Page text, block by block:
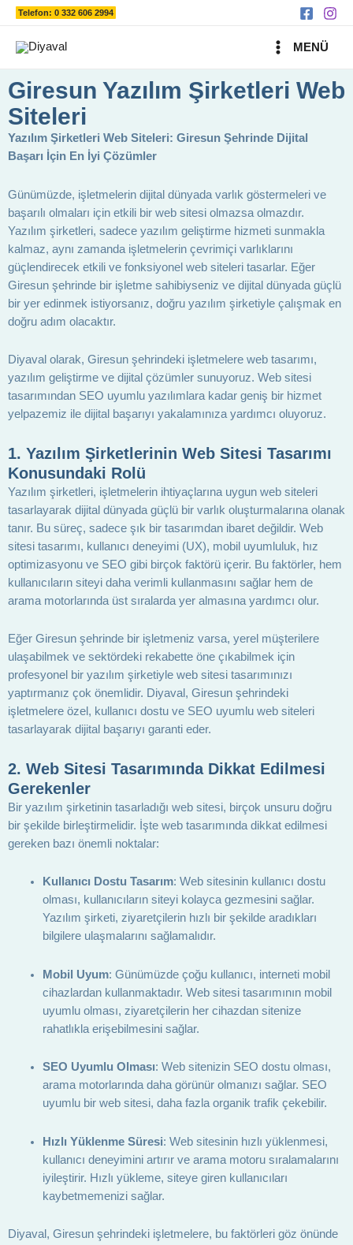
İçeriğeTelefon: 0 332 606 2994
MAIN
MENÜ
Giresun Yazılım Şirketleri Web
Siteleri
Yazılım Şirketleri Web Siteleri: Giresun Şehrinde Dijital
Başarı İçin En İyi Çözümler
Günümüzde, işletmelerin dijital dünyada varlık göstermeleri ve
başarılı olmaları için etkili bir web sitesi olmazsa olmazdır.
Yazılım şirketleri, sadece yazılım geliştirme hizmeti sunmakla
kalmaz, aynı zamanda işletmelerin çevrimiçi varlıklarını
güçlendirecek etkili ve fonksiyonel web siteleri tasarlar. Eğer
Giresun şehrinde bir işletme sahibiyseniz ve dijital dünyada güçlü
bir yer edinmek istiyorsanız, doğru yazılım şirketiyle çalışmak en
doğru adım olacaktır.
Diyaval olarak, Giresun şehrindeki işletmelere web tasarımı,
yazılım geliştirme ve dijital çözümler sunuyoruz. Web sitesi
tasarımından SEO uyumlu yazılımlara kadar geniş bir hizmet
yelpazemiz ile dijital başarıyı yakalamınıza yardımcı oluyoruz.
1. Yazılım Şirketlerinin Web Sitesi Tasarımı
Konusundaki Rolü
Yazılım şirketleri, işletmelerin ihtiyaçlarına uygun web siteleri
tasarlayarak dijital dünyada güçlü bir varlık oluşturmalarına olanak
tanır. Bu süreç, sadece şık bir tasarımdan ibaret değildir. Web
sitesi tasarımı, kullanıcı deneyimi (UX), mobil uyumluluk, hız
optimizasyonu ve SEO gibi birçok faktörü içerir. Bu faktörler, hem
kullanıcıların siteyi daha verimli kullanmasını sağlar hem de
arama motorlarında üst sıralarda yer almasına yardımcı olur.
Eğer Giresun şehrinde bir işletmeniz varsa, yerel müşterilere
ulaşabilmek ve sektördeki rekabette öne çıkabilmek için
profesyonel bir yazılım şirketiyle web sitesi tasarımınızı
yaptırmanız çok önemlidir. Diyaval, Giresun şehrindeki
işletmelere özel, kullanıcı dostu ve SEO uyumlu web siteleri
tasarlayarak dijital başarıyı garanti eder.
2. Web Sitesi Tasarımında Dikkat Edilmesi
Gerekenler
Bir yazılım şirketinin tasarladığı web sitesi, birçok unsuru doğru
bir şekilde birleştirmelidir. İşte web tasarımında dikkat edilmesi
gereken bazı önemli noktalar:
Kullanıcı Dostu Tasarım: Web sitesinin kullanıcı dostu
olması, kullanıcıların siteyi kolayca gezmesini sağlar.
Yazılım şirketi, ziyaretçilerin hızlı bir şekilde aradıkları
bilgilere ulaşmalarını sağlamalıdır.
Mobil Uyum: Günümüzde çoğu kullanıcı, interneti mobil
cihazlardan kullanmaktadır. Web sitesi tasarımının mobil
uyumlu olması, ziyaretçilerin her cihazdan sitenize
rahatlıkla erişebilmesini sağlar.
SEO Uyumlu Olması: Web sitenizin SEO dostu olması,
arama motorlarında daha görünür olmanızı sağlar. SEO
uyumlu bir web sitesi, daha fazla organik trafik çekebilir.
Hızlı Yüklenme Süresi: Web sitesinin hızlı yüklenmesi,
kullanıcı deneyimini artırır ve arama motoru sıralamalarını
iyileştirir. Hızlı yükleme, siteye giren kullanıcıları
kaybetmemenizi sağlar.
Diyaval, Giresun şehrindeki işletmelere, bu faktörleri göz önünde
Ara